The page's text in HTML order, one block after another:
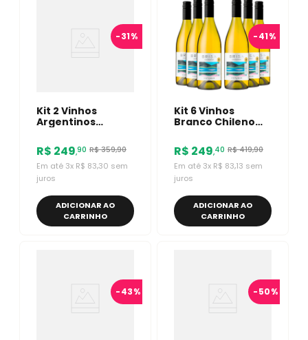
-31%
Kit 2 Vinhos
Argentinos
Paulucci/
Revancha
R$ 249,90 R$359,90
Em até 3x R$ 83,30 sem
juros
ADICIONAR AO
CARRINHO
-41%
Kit 6 Vinhos
Branco Chileno
Chardonnay
750ml
R$ 249,40 R$419,90
Em até 3x R$ 83,13 sem
juros
ADICIONAR AO
CARRINHO
-43% -50%